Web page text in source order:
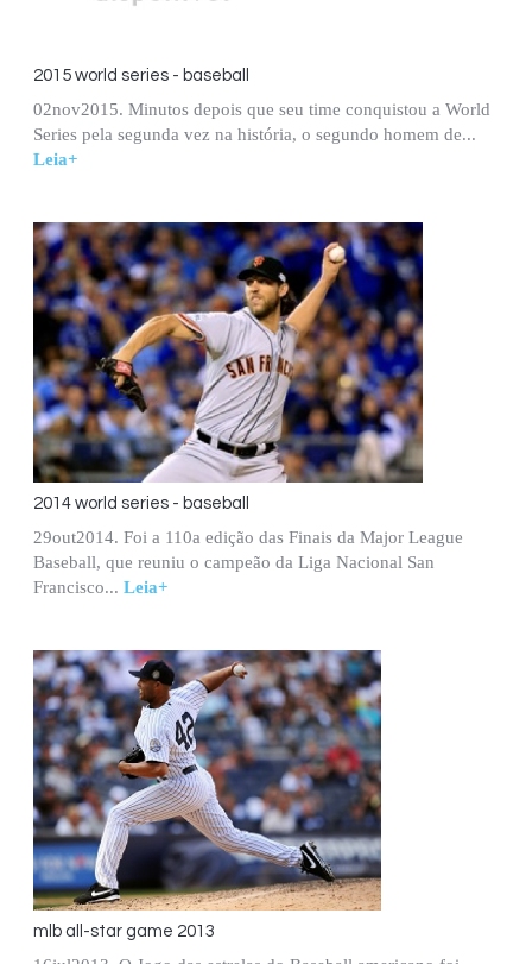
2015 world series - baseball
02nov2015. Minutos depois que seu time conquistou a World
Series pela segunda vez na história, o segundo homem de...
Leia+
2014 world series - baseball
29out2014. Foi a 110a edição das Finais da Major League
Baseball, que reuniu o campeão da Liga Nacional San
Francisco... Leia+
mlb all-star game 2013